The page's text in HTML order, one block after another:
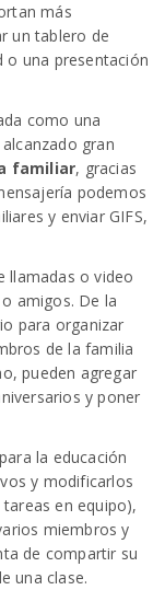
más
un tablero de
o una presentación
como una
gran
familiar, gracias
podemos
y enviar GIFS,
llamadas o video
amigos. De la
para organizar
de la familia
pueden agregar
y poner
la educación
y modificarlos
en equipo),
miembros y
de compartir su
una clase.